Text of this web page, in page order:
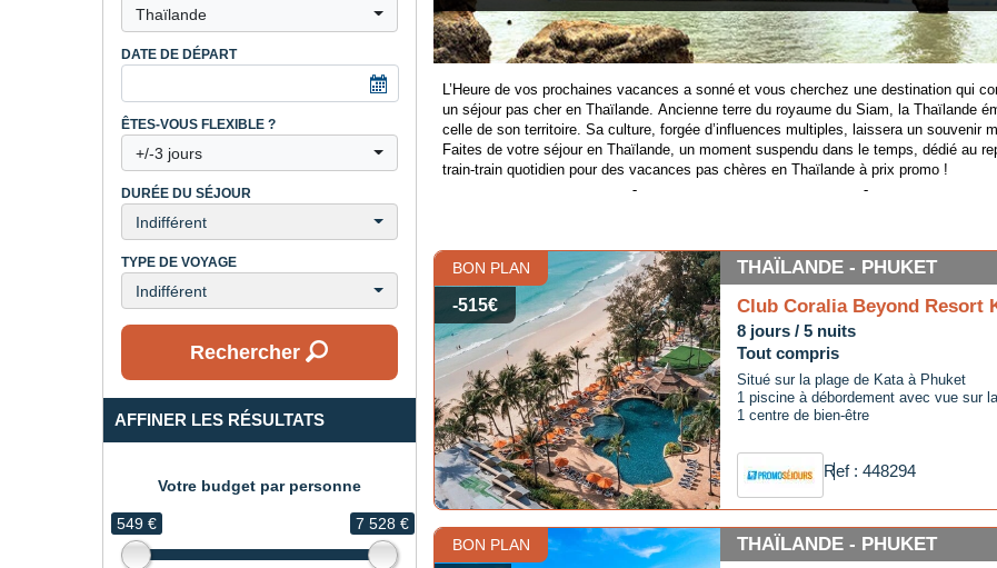
Thaïlande
DATE DE DÉPART
ÊTES-VOUS FLEXIBLE ?
+/-3 jours
DURÉE DU SÉJOUR
Indifférent
TYPE DE VOYAGE
Indifférent
Rechercher
AFFINER LES RÉSULTATS
Votre budget par personne
549 € 7 528 €
L’Heure de vos prochaines vacances a sonné et vous cherchez une destination qui
un séjour pas cher en Thaïlande. Ancienne terre du royaume du Siam, la Thaïlande
celle de son territoire. Sa culture, forgée d’influences multiples, laissera un souvenir
Faites de votre séjour en Thaïlande, un moment suspendu dans le temps, dédié au
train-train quotidien pour des vacances pas chères en Thaïlande à prix promo !
Quelle est la période la moins chère pour
Quand on organise un voyage pas cher en Thaïlande, il faut connaître les
saisons principales : la saison sèche et la saison des pluies.
Pour des vacances abordables en Thaïlande, la période adéquate est pendant la
entre 24°C et 32°C, mais ne vous inquiétez pas, les averses sont de courte durée !
l'hébergement et des activités sont réduits.
La haute saison, de novembre à février, offre des températures agréables, entre
également la période où les prix explosent en raison de l'afflux massif de touristes.
Où aller en Thaïlande avec un petit budget
BON PLAN
-515€
THAÏLANDE - PHUKET
Club Coralia Beyond Resort
8 jours / 5 nuits
Tout compris
Situé sur la plage de Kata à Phuket
1 piscine à débordement avec vue sur
1 centre de bien-être
Ref : 448294
BON PLAN
THAÏLANDE - PHUKET